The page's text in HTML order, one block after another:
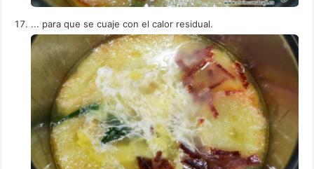
... para que se cuaje con el calor residual.